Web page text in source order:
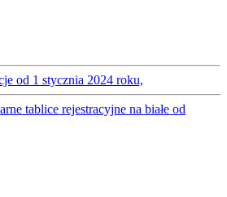
od 1 stycznia 2024 roku,
tablice rejestracyjne na białe od